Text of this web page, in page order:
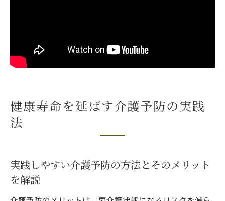
健康寿命を延ばす介護予防の実践
法
実践しやすい介護予防の方法とそのメリット
を解説